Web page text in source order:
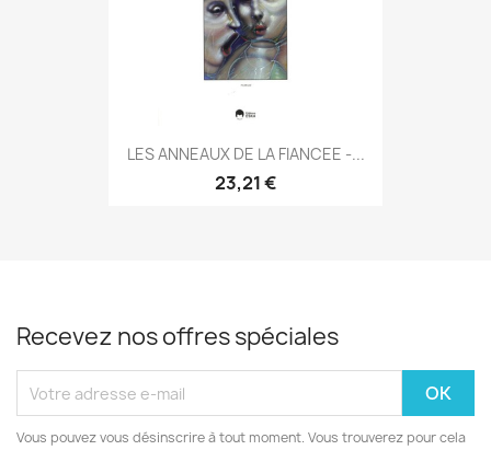
LES ANNEAUX DE LA FIANCEE -...
23,21 €
Recevez nos offres spéciales
Vous pouvez vous désinscrire à tout moment. Vous trouverez pour cela